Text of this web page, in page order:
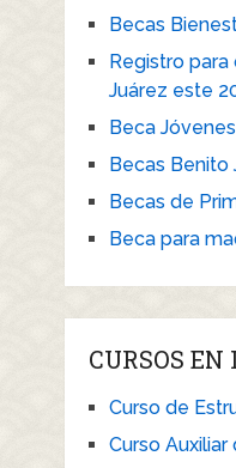
Becas
Registro
Juárez este
Beca
Becas Benito
Becas de
Beca para
CURSOS
Curso de
Curso